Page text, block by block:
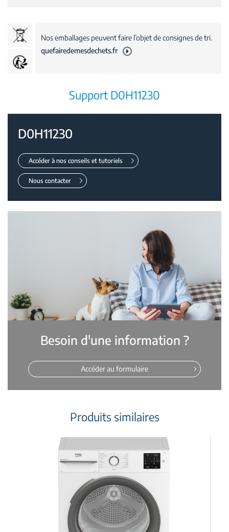
Nos emballages peuvent faire l’objet de consignes de tri.
quefairedemesdechets.fr
Support D0H11230
D0H11230
Accéder à nos conseils et tutoriels
Nous contacter
Besoin d'une information ?
Accéder au formulaire
Produits similaires